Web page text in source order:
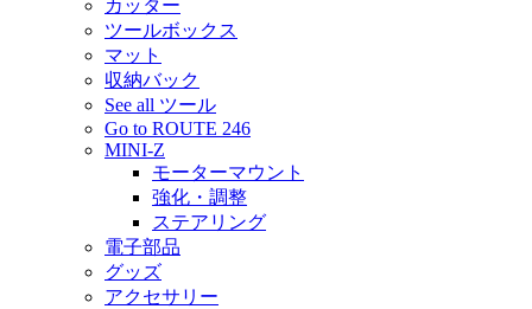
カッター
ツールボックス
マット
収納バック
See all ツール
Go to ROUTE 246
MINI-Z
モーターマウント
強化・調整
ステアリング
電子部品
グッズ
アクセサリー